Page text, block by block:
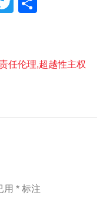
任伦理,超越性主权
用 * 标注